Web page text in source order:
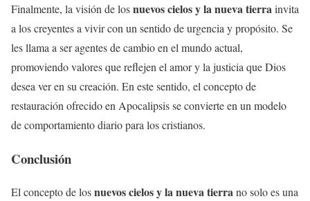
Finalmente, la visión de losnuevos cielos y la nueva tierrainvita
a los creyentes a vivir con un sentido de urgencia y propósito. Se
les llama a ser agentes de cambio en el mundo actual,
promoviendo valores que reflejen el amor y la justicia que Dios
desea ver en su creación. En este sentido, el concepto de
restauración ofrecido en Apocalipsis se convierte en un modelo
de comportamiento diario para los cristianos.
Conclusión
El concepto de losnuevos cielos y la nueva tierrano solo es una